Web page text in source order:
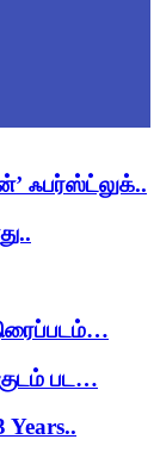
ஃபர்ஸ்ட்லுக்..
பட…
Years..